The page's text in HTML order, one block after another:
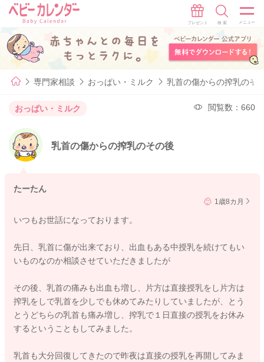
専門家相談 おっぱい・ミルク 乳首の傷からの搾乳のそ
おっぱい・ミルク 閲覧数：660
乳首の傷からの搾乳のその後
たーたん
1歳8カ月
いつもお世話になっております。
先日、乳首に傷が出来ており、出血もある中授乳を続けてもい
いものなのか相談させていただきましたが
その後、乳首の痛みも出血も増し、片方は直接授乳をし片方は
搾乳をしで乳首を少しでも休めてみたりしていましたが、とう
とうどちらの乳首も痛み増し、搾乳で１日直接の授乳をお休み
するということもしてみました。
乳首も大分回復してきたので昨夜は直接の授乳を再開してみま